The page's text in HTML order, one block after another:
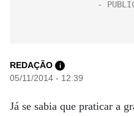
REDAÇÃO i
05/11/2014 - 12:39
Já se sabia que praticar a